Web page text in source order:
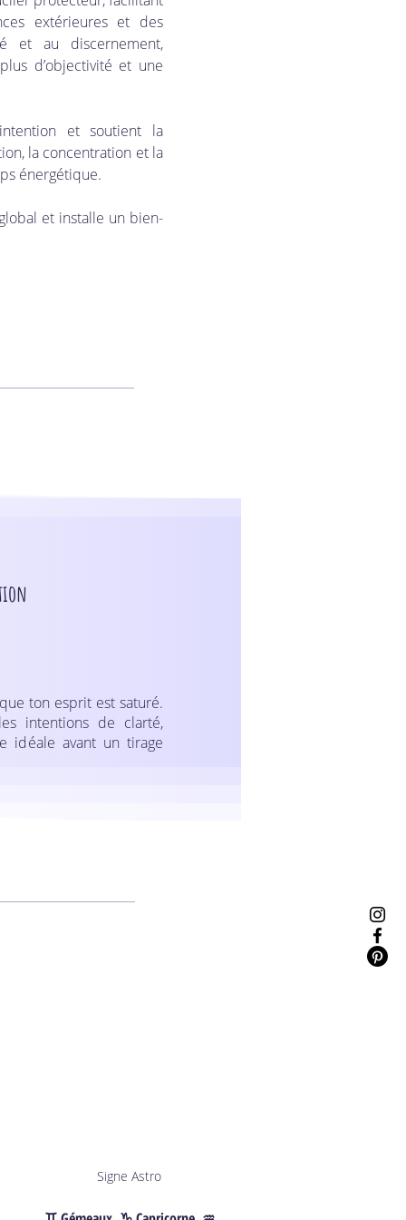
extérieures et des
et au discernement,
d’objectivité et une
et soutient la
la concentration et la
énergétique.
et installe un bien-
ton esprit est saturé.
intentions de clarté,
idéale avant un tirage
Signe Astro